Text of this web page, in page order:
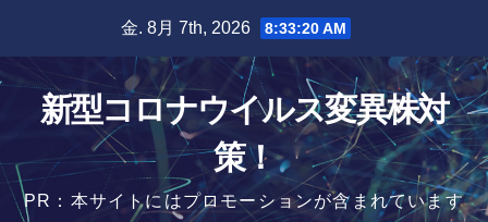
content
金. 8月 7th, 2026 8:33:21 AM
新型コロナウイルス変異株対
策！
PR：本サイトにはプロモーションが含まれています